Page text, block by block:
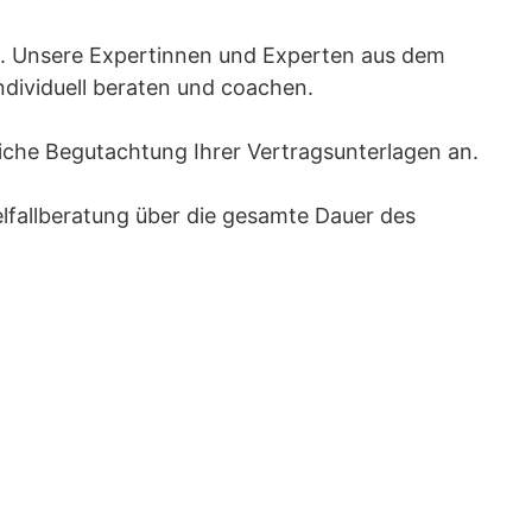
Expertinnen und Experten aus dem
beraten und coachen.
Begutachtung Ihrer Vertragsunterlagen an.
über die gesamte Dauer des